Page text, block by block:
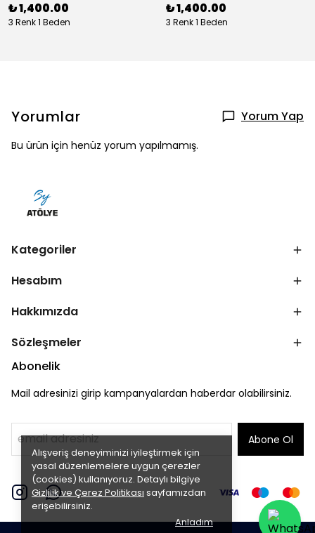
Alışveriş deneyiminizi iyileştirmek için
yasal düzenlemelere uygun çerezler
(cookies) kullanıyoruz. Detaylı bilgiye
Gizlilik ve Çerez Politikası sayfamızdan
erişebilirsiniz.
Anladım
₺ 1,400.00
3 Renk 1 Beden
₺ 1,400.00
3 Renk 1 Beden
Yorumlar Yorum Yap
Bu ürün için henüz yorum yapılmamış.
Kategoriler
Hesabım
Hakkımızda
Sözleşmeler
Abonelik
Mail adresinizi girip kampanyalardan haberdar olabilirsiniz.
Abone Ol